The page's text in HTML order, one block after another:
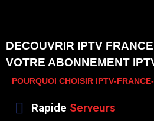
DECOUVRIR IPTV
VOTRE ABONNEMENT
POURQUOI CHOISIR
Rapide Serveurs